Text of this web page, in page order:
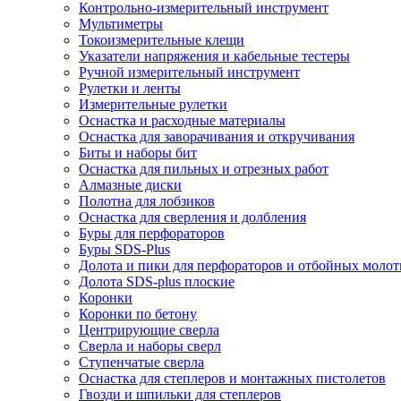
Контрольно-измерительный инструмент
Мультиметры
Токоизмерительные клещи
Указатели напряжения и кабельные тестеры
Ручной измерительный инструмент
Рулетки и ленты
Измерительные рулетки
Оснастка и расходные материалы
Оснастка для заворачивания и откручивания
Биты и наборы бит
Оснастка для пильных и отрезных работ
Алмазные диски
Полотна для лобзиков
Оснастка для сверления и долбления
Буры для перфораторов
Буры SDS-Plus
Долота и пики для перфораторов и отбойных
Долота SDS-plus плоские
Коронки
Коронки по бетону
Центрирующие сверла
Сверла и наборы сверл
Ступенчатые сверла
Оснастка для степлеров и монтажных пистолетов
Гвозди и шпильки для степлеров